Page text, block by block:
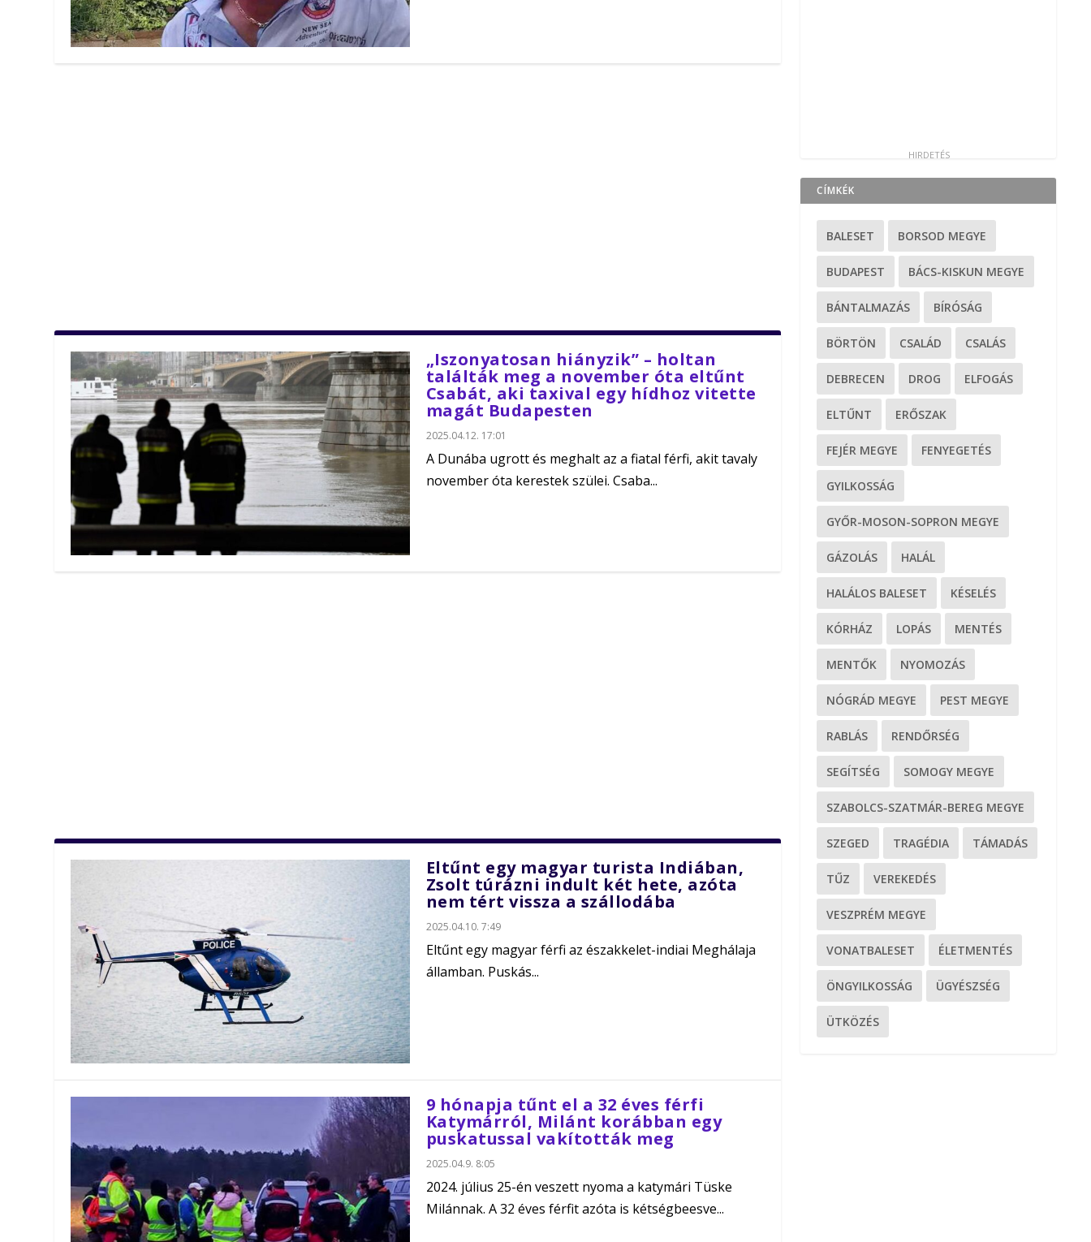
„Iszonyatosan hiányzik” – holtan
találták meg a november óta eltűnt
Csabát, aki taxival egy hídhoz vitette
magát Budapesten
2025.04.12. 17:01
A Dunába ugrott és meghalt az a fiatal férfi, akit tavaly
november óta kerestek szülei. Csaba...
Eltűnt egy magyar turista Indiában,
Zsolt túrázni indult két hete, azóta
nem tért vissza a szállodába
2025.04.10. 7:49
Eltűnt egy magyar férfi az északkelet-indiai Meghálaja
államban. Puskás...
9 hónapja tűnt el a 32 éves férfi
Katymárról, Milánt korábban egy
puskatussal vakították meg
2025.04.9. 8:05
2024. július 25-én veszett nyoma a katymári Tüske
Milánnak. A 32 éves férfit azóta is kétségbeesve...
CÍMKÉK
BALESET BORSOD MEGYE
BUDAPEST BÁCS-KISKUN MEGYE
BÁNTALMAZÁS BÍRÓSÁG
BÖRTÖN CSALÁD CSALÁS
DEBRECEN DROG ELFOGÁS
ELTŰNT ERŐSZAK
FEJÉR MEGYE FENYEGETÉS
GYILKOSSÁG
GYŐR-MOSON-SOPRON MEGYE
GÁZOLÁS HALÁL
HALÁLOS BALESET KÉSELÉS
KÓRHÁZ LOPÁS MENTÉS
MENTŐK NYOMOZÁS
NÓGRÁD MEGYE PEST MEGYE
RABLÁS RENDŐRSÉG
SEGÍTSÉG SOMOGY MEGYE
SZABOLCS-SZATMÁR-BEREG MEGYE
SZEGED TRAGÉDIA TÁMADÁS
TŰZ VEREKEDÉS
VESZPRÉM MEGYE
VONATBALESET ÉLETMENTÉS
ÖNGYILKOSSÁG ÜGYÉSZSÉG
ÜTKÖZÉS